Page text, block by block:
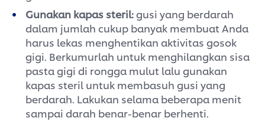
Gunakan kapas steril: gusi yang berdarah
dalam jumlah cukup banyak membuat Anda
harus lekas menghentikan aktivitas gosok
gigi. Berkumurlah untuk menghilangkan sisa
pasta gigi di rongga mulut lalu gunakan
kapas steril untuk membasuh gusi yang
berdarah. Lakukan selama beberapa menit
sampai darah benar-benar berhenti.